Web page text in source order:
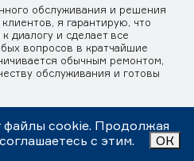
обслуживания и решения
я гарантирую, что
диалогу и сделает все
вопросов в кратчайшие
обычным ремонтом,
обслуживания и готовы
с директором
файлы cookie. Продолжая
с этим.
ОК